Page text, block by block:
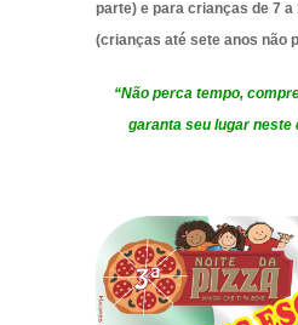
parte) e para crianças de 7 a
(crianças até sete anos não
“Não perca tempo,
garanta seu lugar neste